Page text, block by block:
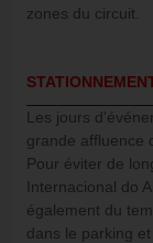
zones du circuit.
Les jours
grande affluence
Pour éviter de
Internacional do
également du
dans le parking